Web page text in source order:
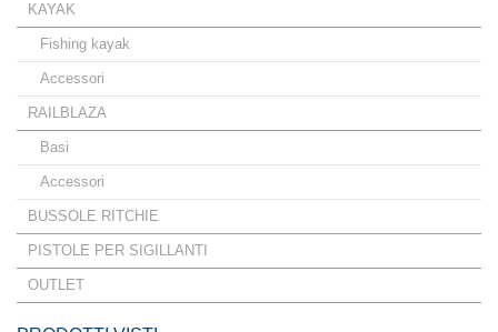
KAYAK
Fishing kayak
Accessori
RAILBLAZA
Basi
Accessori
BUSSOLE RITCHIE
PISTOLE PER SIGILLANTI
OUTLET